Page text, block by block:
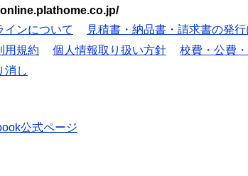
インについて 見積書・納品書・請求書の発
用規約 個人情報取り扱い方針 校費・公費
消し
公式ページ